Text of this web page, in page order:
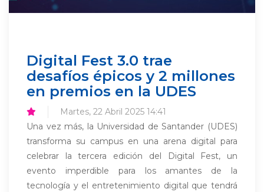
Digital Fest 3.0 trae
desafíos épicos y 2 millones
en premios en la UDES
Martes, 22 Abril 2025 14:41
Una vez más, la Universidad de Santander (UDES)
transforma su campus en una arena digital para
celebrar la tercera edición del Digital Fest, un
evento imperdible para los amantes de la
tecnología y el entretenimiento digital que tendrá